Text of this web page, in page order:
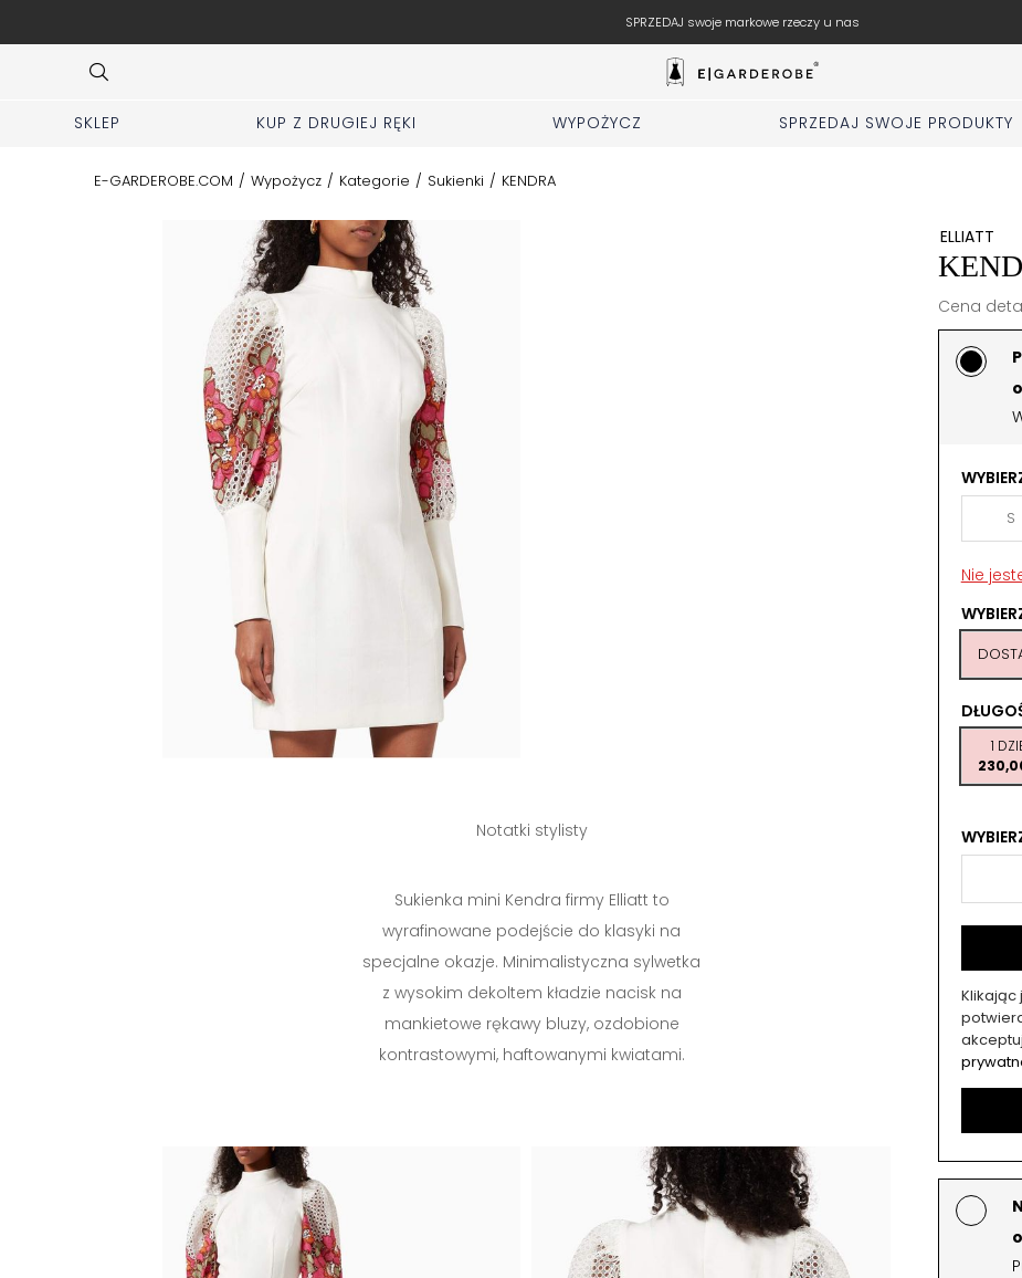
SPRZEDAJ swoje markowe rzeczy u nas
SKLEP KUP Z DRUGIEJ RĘKI WYPOŻYCZ SPRZEDAJ SWOJE PRODUKTY
E-GARDEROBE.COM / Wypożycz / Kategorie / Sukienki / KENDRA
Notatki stylisty
Sukienka mini Kendra firmy Elliatt to
wyrafinowane podejście do klasyki na
specjalne okazje. Minimalistyczna sylwetka
z wysokim dekoltem kładzie nacisk na
mankietowe rękawy bluzy, ozdobione
kontrastowymi, haftowanymi kwiatami.
ELLIATT
Cena
S
Nie
1
Klikając